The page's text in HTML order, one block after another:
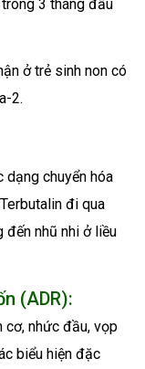
3 tháng đầu
ở trẻ sinh non có
2.
chuyển hóa
đi qua
đến nhũ nhi ở liều
(ADR):
cơ, nhức đầu, vọp
biểu hiện đặc